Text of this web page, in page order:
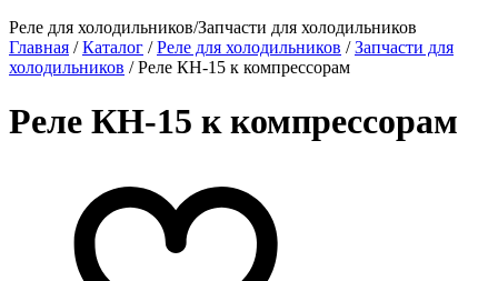
Реле для холодильников/Запчасти для холодильников
Главная /Каталог /Реле для холодильников /Запчасти для
холодильников /Реле КН-15 к компрессорам
Реле КН-15 к компрессорам